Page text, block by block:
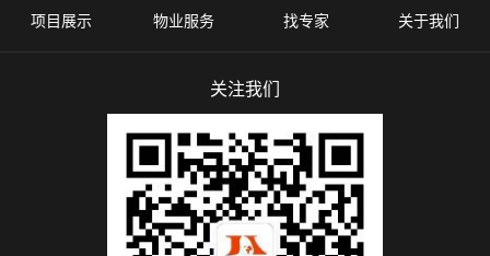
项目展示 物业服务 找专家 关于我们
关注我们